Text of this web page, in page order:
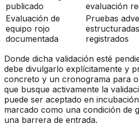
publicado
evaluación
Evaluación de
equipo rojo
documentada
Pruebas
registrados
Donde dicha validación esté
debe divulgarlo explícitamente y
concreto y un cronograma para
que busque activamente la
puede ser aceptado en
marcado como una condición de
una barrera de entrada.